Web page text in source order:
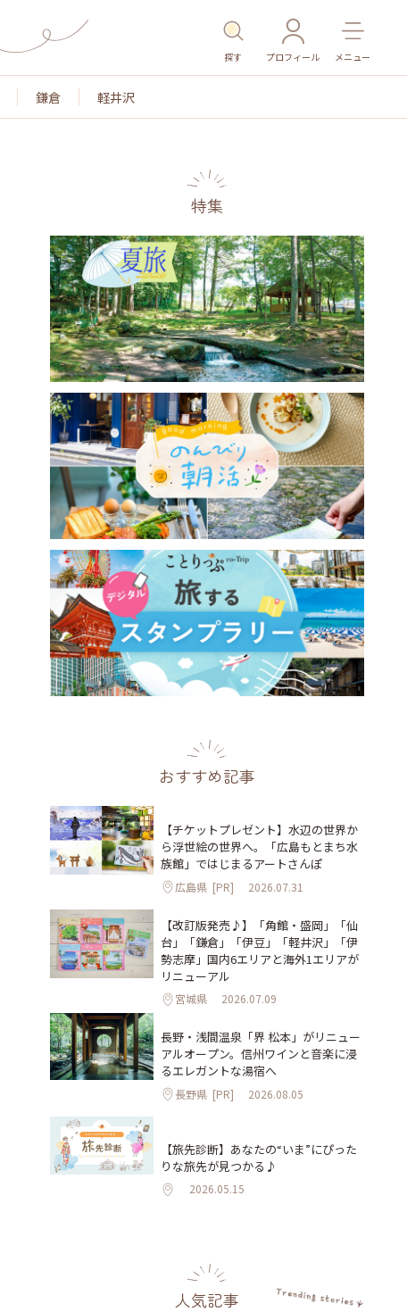
探す プロフィール メニュー
鎌倉 軽井沢
名所・旧跡 温泉・スパ その他施設 ごはん
特集
おすすめ記事
【チケットプレゼント】水辺の世界か
ら浮世絵の世界へ。「広島もとまち水
族館」ではじまるアートさんぽ
広島県 [PR] 2026.07.31
【改訂版発売♪】「角館・盛岡」「仙
台」「鎌倉」「伊豆」「軽井沢」「伊
勢志摩」国内6エリアと海外1エリアが
リニューアル
宮城県 2026.07.09
長野・浅間温泉「界 松本」がリニュー
アルオープン。信州ワインと音楽に浸
るエレガントな湯宿へ
長野県 [PR] 2026.08.05
【旅先診断】あなたの“いま”にぴった
りな旅先が見つかる♪
2026.05.15
人気記事